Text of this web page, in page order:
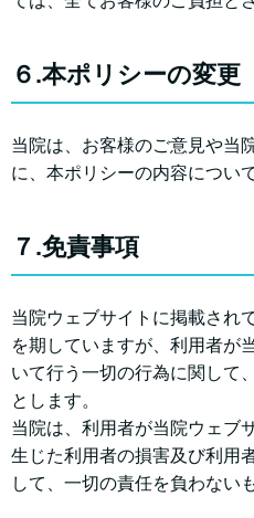
６.本ポリシーの変更
当院は、お客様のご意見や当
に、本ポリシーの内容につい
７.免責事項
当院ウェブサイトに掲載され
を期していますが、利用者が
いて行う一切の行為に関して
とします。
当院は、利用者が当院ウェブ
生じた利用者の損害及び利用
して、一切の責任を負わない